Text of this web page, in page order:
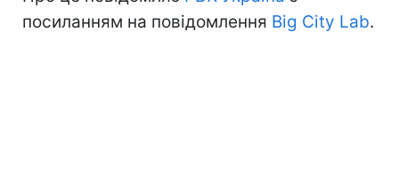
посиланням на повідомлення Big City Lab.